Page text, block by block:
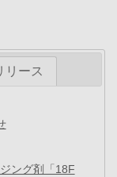
リース
ング剤「18F